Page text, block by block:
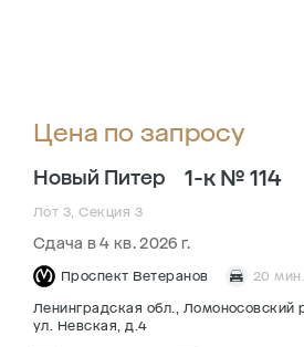
Цена по запросу
Новый Питер 1-к № 114
Лот 3, Секция 3
Сдача в 4 кв. 2026 г.
Проспект Ветеранов 20
Ленинградская обл., Ломоносовский
ул. Невская, д.4